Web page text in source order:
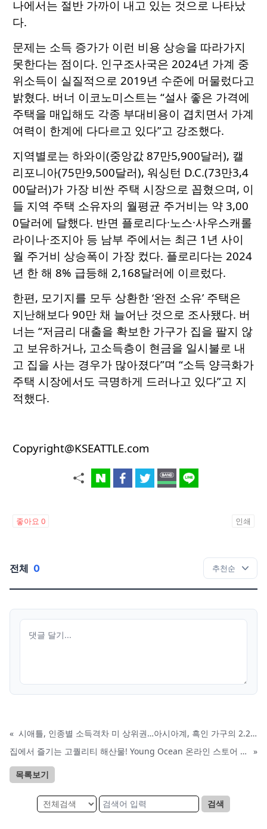
나에서는 절반 가까이 내고 있는 것으로 나타났
다.
문제는 소득 증가가 이런 비용 상승을 따라가지
못한다는 점이다. 인구조사국은 2024년 가계 중
위소득이 실질적으로 2019년 수준에 머물렀다고
밝혔다. 버너 이코노미스트는 “설사 좋은 가격에
주택을 매입해도 각종 부대비용이 겹치면서 가계
여력이 한계에 다다르고 있다”고 강조했다.
지역별로는 하와이(중앙값 87만5,900달러), 캘
리포니아(75만9,500달러), 워싱턴 D.C.(73만3,4
00달러)가 가장 비싼 주택 시장으로 꼽혔으며, 이
들 지역 주택 소유자의 월평균 주거비는 약 3,00
0달러에 달했다. 반면 플로리다·노스·사우스캐롤
라이나·조지아 등 남부 주에서는 최근 1년 사이
월 주거비 상승폭이 가장 컸다. 플로리다는 2024
년 한 해 8% 급등해 2,168달러에 이르렀다.
한편, 모기지를 모두 상환한 ‘완전 소유’ 주택은
지난해보다 90만 채 늘어난 것으로 조사됐다. 버
너는 “저금리 대출을 확보한 가구가 집을 팔지 않
고 보유하거나, 고소득층이 현금을 일시불로 내
고 집을 사는 경우가 많아졌다”며 “소득 양극화가
주택 시장에서도 극명하게 드러나고 있다”고 지
적했다.
Copyright@KSEATTLE.com
좋아요 0 인쇄
전체 0
«
시애틀, 인종별 소득격차 미 상위권…아시아계, 흑인 가구의 2.2배
집에서 즐기는 고퀄리티 해산물! Young Ocean 온라인 스토어 새 도메인 안내
»
목록보기
검색